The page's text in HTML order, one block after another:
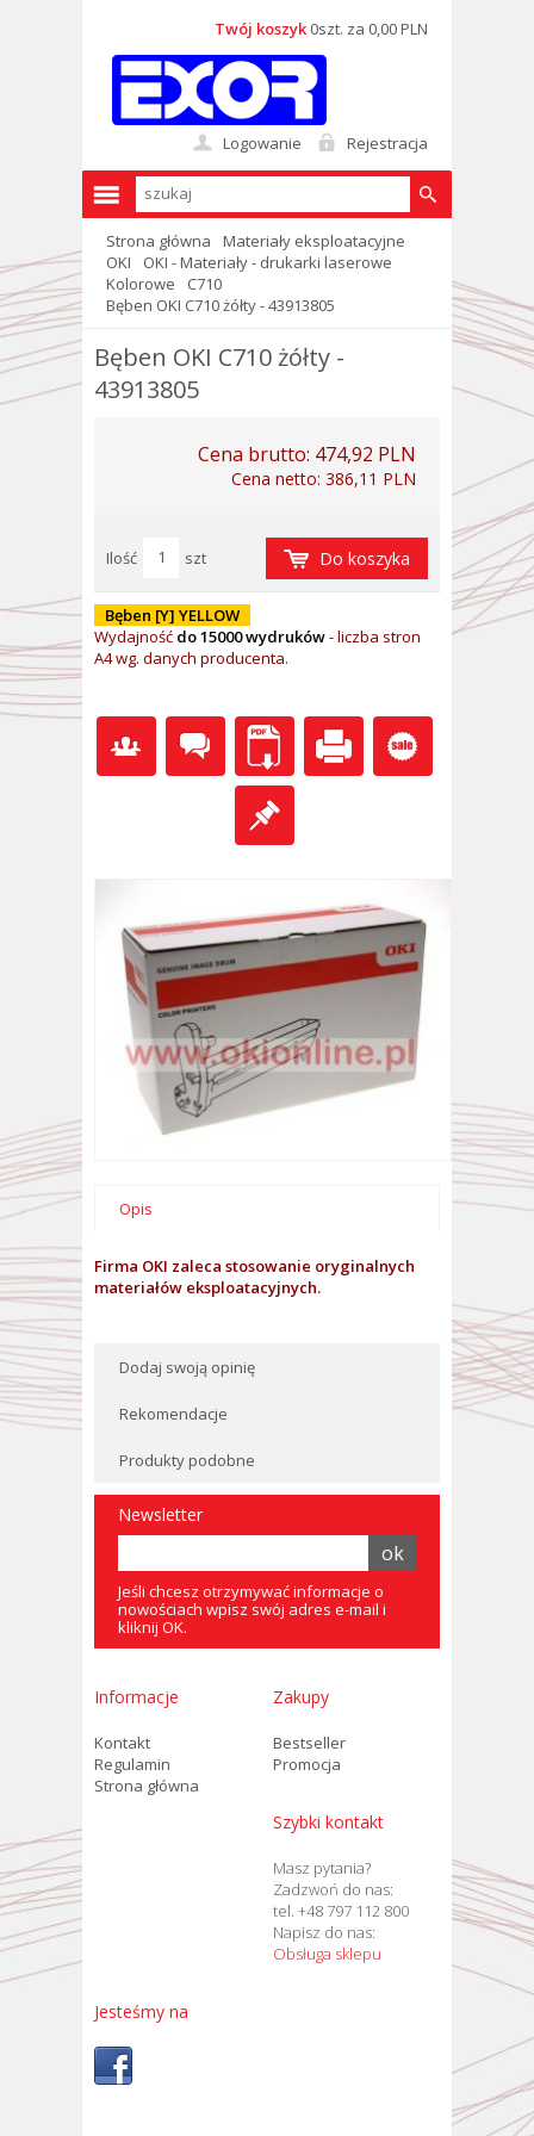
Logowanie Rejestracja
Twój koszyk 0szt. za 0,00 PLN
Strona główna
Materiały eksploatacyjne
OKI
OKI - Materiały - drukarki laserowe
Kolorowe
C710
Bęben OKI C710 żółty - 43913805
Bęben OKI C710 żółty -
43913805
Cena brutto: 474,92 PLN
Cena netto: 386,11 PLN
Ilość szt Do koszyka
Bęben [Y] YELLOW
Wydajność do 15000 wydruków- liczba stron
A4 wg. danych producenta.
Opis
Firma OKI zaleca stosowanie oryginalnych
materiałów eksploatacyjnych.
Dodaj swoją opinię
Rekomendacje
Produkty podobne
Newsletter
Jeśli chcesz otrzymywać informacje o
nowościach wpisz swój adres e-mail i
kliknij OK.
Informacje
Kontakt
Regulamin
Strona główna
Zakupy
Bestseller
Promocja
Szybki kontakt
Masz pytania?
Zadzwoń do nas:
tel. +48 797 112 800
Napisz do nas:
Obsługa sklepu
Jesteśmy na